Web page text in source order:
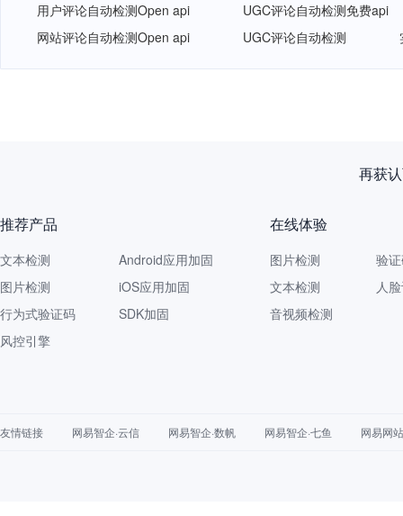
用户评论自动检测Open api
UGC评论自动检测免费api
网站评论自动检测Open api
UGC评论自动检测
推荐产品
文本检测
图片检测
行为式验证码
风控引擎
Android应用加固
iOS应用加固
SDK加固
在线体验
图片检测
文本检测
音视频检测
验
人
友情链接 网易智企·云信 网易智企·数帆 网易智企·七鱼 网易网